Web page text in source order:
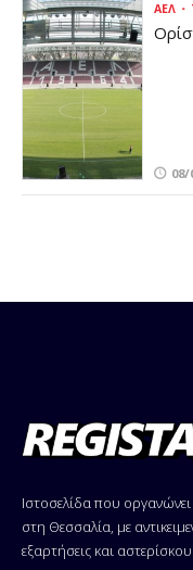
ΑΕΛ
08/
Ιστοσελίδα που
στη Θεσσαλία, με
εξαρτήσεις και